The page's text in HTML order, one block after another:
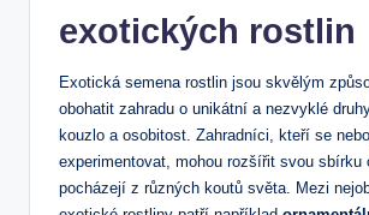
⁤exotických rostlin
Exotická semena rostlin jsou skvělým
obohatit zahradu o ​unikátní a nezvyklé
kouzlo⁤ a osobitost. ​Zahradníci, kteří se
experimentovat, mohou rozšířit svou sbírku
pocházejí z různých koutů světa. Mezi